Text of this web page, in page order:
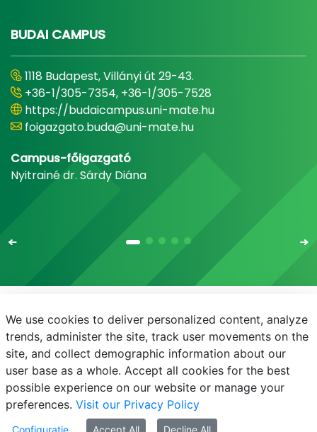
BUDAI CAMPUS
1118 Budapest, Villányi út 29-43.
+36-1/305-7354, +36-1/305-7528
https://budaicampus.uni-mate.hu
foigazgato.buda@uni-mate.hu
Campus-főigazgató
Nyitrainé dr. Sárdy Diána
E-mail Telefonkönyv NEPTUN
E-learning
Bejelentkezés
Adatvédelem
We use cookies to deliver personalized content, analyze
trends, administer the site, track user movements on the
site, and collect demographic information about our
user base as a whole. Accept all cookies for the best
possible experience on our website or manage your
preferences. Visit our Privacy Policy
Configurație Accept All Decline All